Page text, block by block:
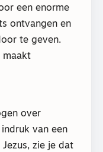
een enorme
ontvangen en
te geven.
maakt
over
van een
zie je dat